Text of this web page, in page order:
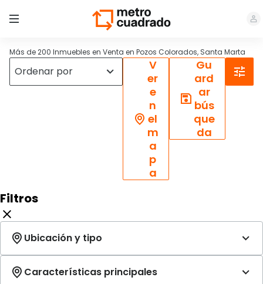
Más de 200 Inmuebles en Venta en Pozos Colorados, Santa Marta
V
er
e
n
el
m
a
p
a
Gu
ard
ar
bús
que
da
Filtros